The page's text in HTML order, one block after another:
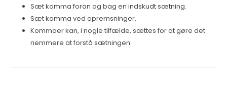
Sæt komma foran og bag en indskudt sætning.
Sæt komma ved opremsninger.
Kommaer kan, i nogle tilfælde, sættes for at gøre det
nemmere at forstå sætningen.